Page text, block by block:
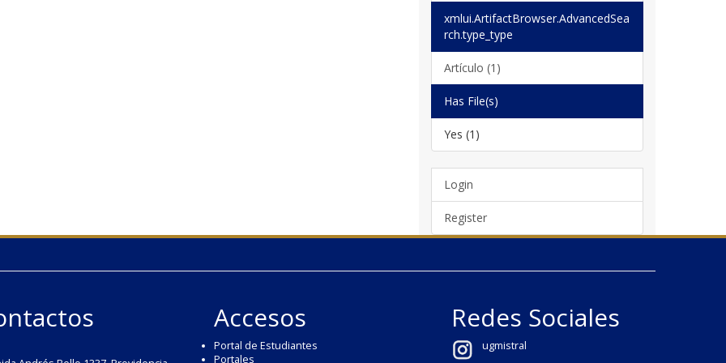
xmlui.ArtifactBrowser.AdvancedSea
rch.type_type
Artículo (1)
Has File(s)
Yes (1)
Login
Register
Accesos
Portal de Estudiantes
Portales
Redes Sociales
ugmistral